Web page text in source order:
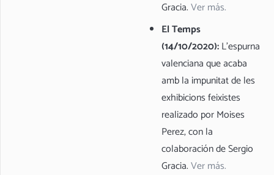
Gracia.Ver más.
El Temps
(14/10/2020):L’espurna
valenciana que acaba
amb la impunitat de les
exhibicions feixistes
realizado por Moises
Perez, con la
colaboración de Sergio
Gracia.Ver más.